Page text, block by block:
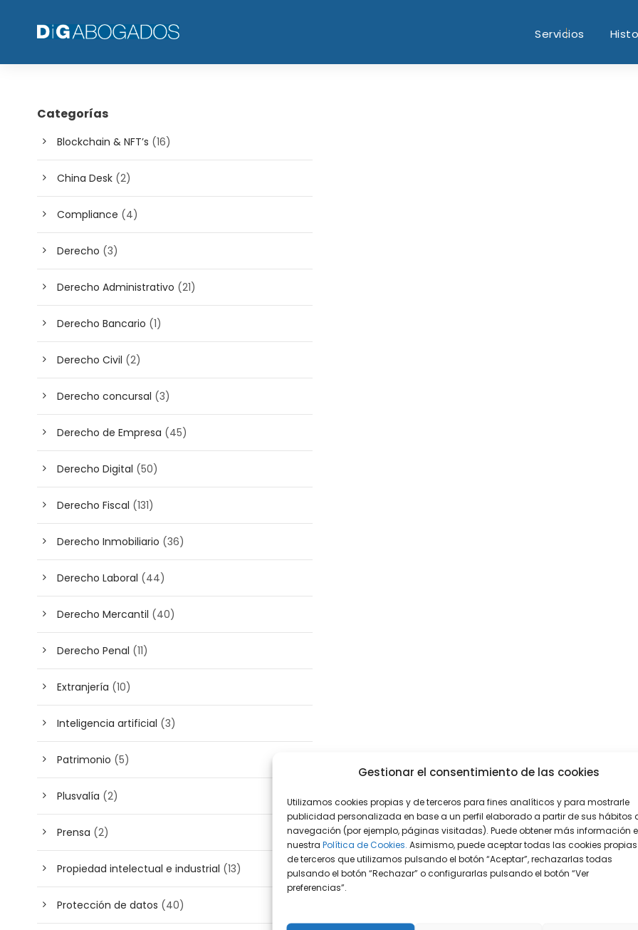
Gestionar el consentimiento de las cookies
Utilizamos cookies propias y de terceros para fines analíticos y para mostrarle
publicidad personalizada en base a un perfil elaborado a partir de sus hábitos
navegación (por ejemplo, páginas visitadas). Puede obtener más información
nuestra Política de Cookies. Asimismo, puede aceptar todas las cookies
de terceros que utilizamos pulsando el botón “Aceptar”, rechazarlas todas
pulsando el botón “Rechazar” o configurarlas pulsando el botón “Ver
preferencias”.
Servicios
Categorías
Blockchain & NFT’s (16)
China Desk (2)
Compliance (4)
Derecho (3)
Derecho Administrativo (21)
Derecho Bancario (1)
Derecho Civil (2)
Derecho concursal (3)
Derecho de Empresa (45)
Derecho Digital (50)
Derecho Fiscal (131)
Derecho Inmobiliario (36)
Derecho Laboral (44)
Derecho Mercantil (40)
Derecho Penal (11)
Extranjería (10)
Inteligencia artificial (3)
Patrimonio (5)
Plusvalía (2)
Prensa (2)
Propiedad intelectual e industrial (13)
Protección de datos (40)